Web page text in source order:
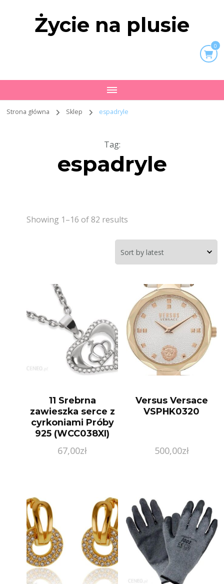
Życie na plusie
0
Strona główna Sklep espadryle
Tag:
espadryle
Showing 1–16 of 82 results
11 Srebrna
zawieszka serce z
cyrkoniami Próby
925 (WCC038XI)
67,00zł
Versus Versace
VSPHK0320
500,00zł